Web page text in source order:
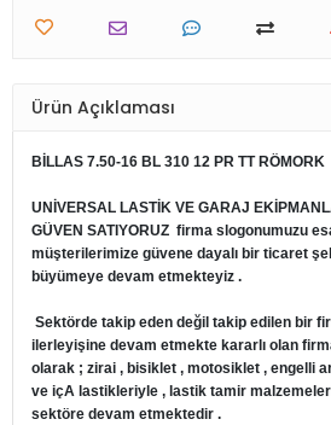
Ürün Açıklaması
BİLLAS 7.50-16 BL 310 12 PR TT RÖMORK
UNİVERSAL LASTİK VE GARAJ
GÜVEN SATIYORUZ firma slogonumuzu
müşterilerimize güvene dayalı bir ticaret
büyümeye devam etmekteyiz .
Sektörde takip eden değil takip edilen bir
ilerleyişine devam etmekte kararlı olan
olarak ; zirai , bisiklet , motosiklet , engelli
ve içA lastikleriyle , lastik tamir
sektöre devam etmektedir .